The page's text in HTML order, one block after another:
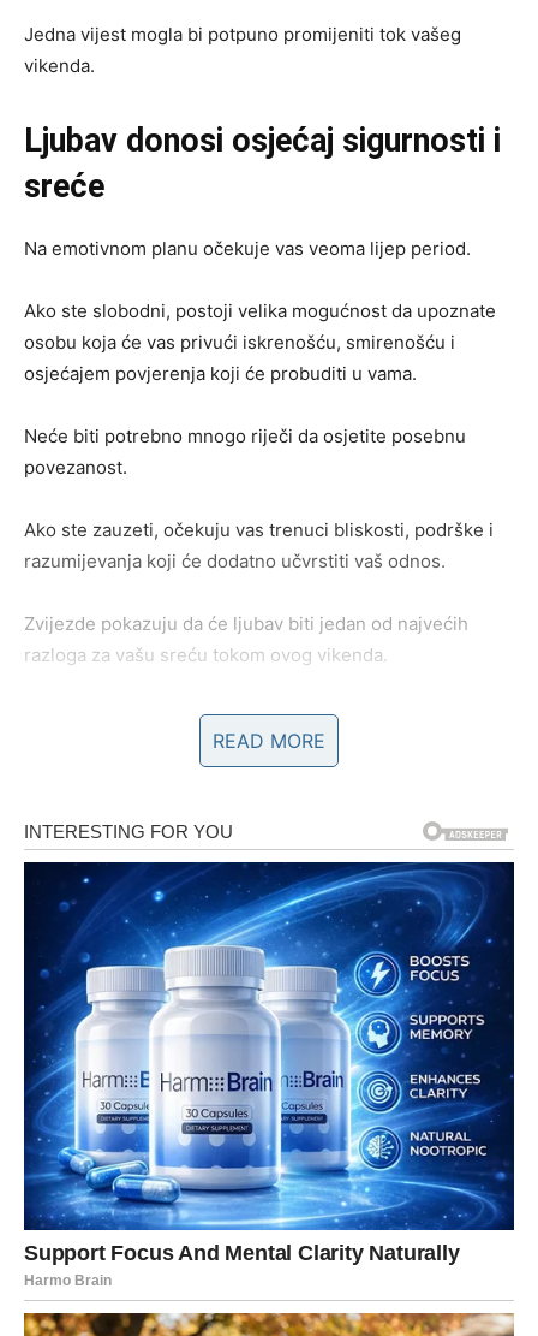
Jedna vijest mogla bi potpuno promijeniti tok vašeg
vikenda.
Ljubav donosi osjećaj sigurnosti i
sreće
Na emotivnom planu očekuje vas veoma lijep period.
Ako ste slobodni, postoji velika mogućnost da upoznate
osobu koja će vas privući iskrenošću, smirenošću i
osjećajem povjerenja koji će probuditi u vama.
Neće biti potrebno mnogo riječi da osjetite posebnu
povezanost.
Ako ste zauzeti, očekuju vas trenuci bliskosti, podrške i
razumijevanja koji će dodatno učvrstiti vaš odnos.
Zvijezde pokazuju da će ljubav biti jedan od najvećih
razloga za vašu sreću tokom ovog vikenda.
Moguće je i da ćete dobiti pažnju koja će vam mnogo
Jedan susret mogao bi vam
ostati u posebnom sjećanju
U narednim danima posebnu ulogu imaće osoba sa kojom
ćete provesti više vremena nego inače.
Možda je riječ o prijatelju, članu porodice ili nekome ko
READ MORE